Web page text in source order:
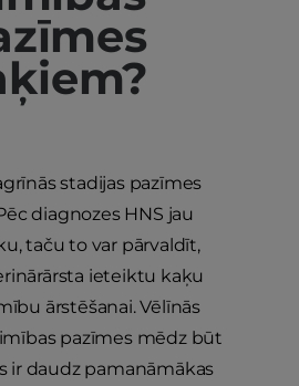
stadijas pazīmes
diagnozes HNS jau
taču to var pārvaldīt,
ieteiktu kaķu
ārstēšanai. Vēlīnās
pazīmes mēdz būt
ir daudz pamanāmākas